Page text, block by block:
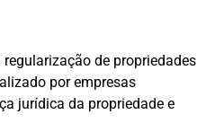
de propriedades
por empresas
jurídica da propriedade e